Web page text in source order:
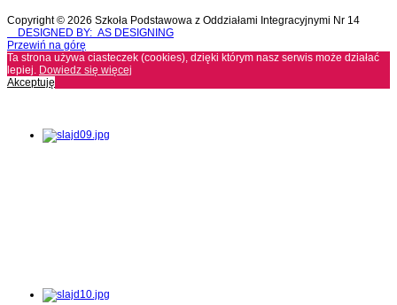
Copyright © 2026 Szkoła Podstawowa z Oddziałami Integracyjnymi Nr 14
DESIGNED BY: AS DESIGNING
Przewiń na górę
Ta strona używa ciasteczek (cookies), dzięki którym nasz serwis może działać
lepiej. Dowiedz się więcej
Akceptuję